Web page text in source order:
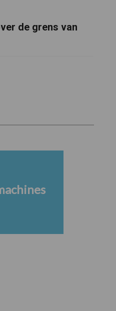
de grens van